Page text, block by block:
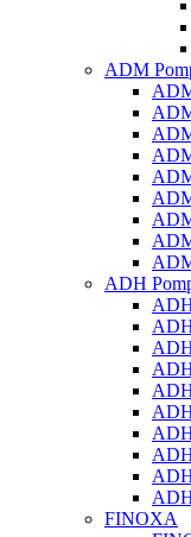
ADM
ADH
FINOXA